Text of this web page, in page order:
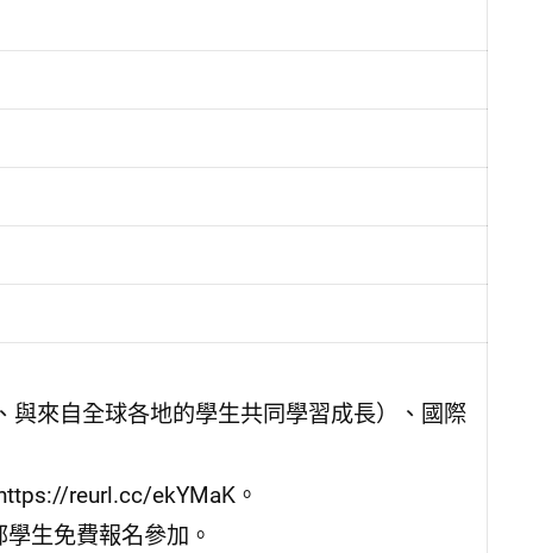
來自全球各地的學生共同學習成長）、國際
reurl.cc/ekYMaK。
生免費報名參加。